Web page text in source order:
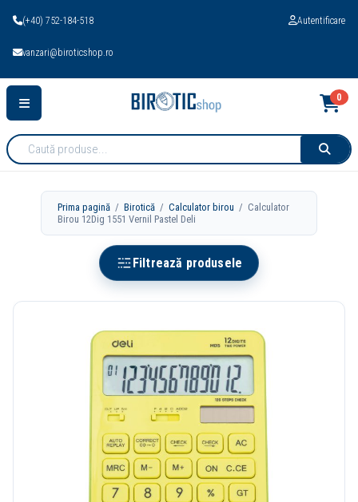
(+40) 752-184-518
vanzari@biroticshop.ro
Autentificare
Cauta
produse:
0
Prima pagină /Birotică /Calculator birou / Calculator
Birou 12Dig 1551 Vernil Pastel Deli
Filtrează produsele